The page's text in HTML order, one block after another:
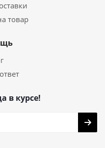
товар
в курсе!